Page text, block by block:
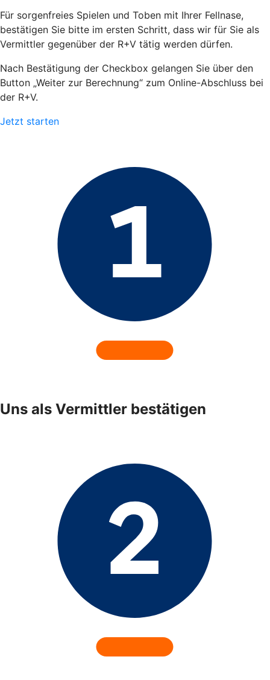
Für sorgenfreies Spielen und Toben mit Ihrer Fellnase,
bestätigen Sie bitte im ersten Schritt, dass wir für Sie als
Vermittler gegenüber der R+V tätig werden dürfen.
Nach Bestätigung der Checkbox gelangen Sie über den
Button „Weiter zur Berechnung“ zum Online-Abschluss bei
der R+V.
Jetzt starten
Uns als Vermittler bestätigen